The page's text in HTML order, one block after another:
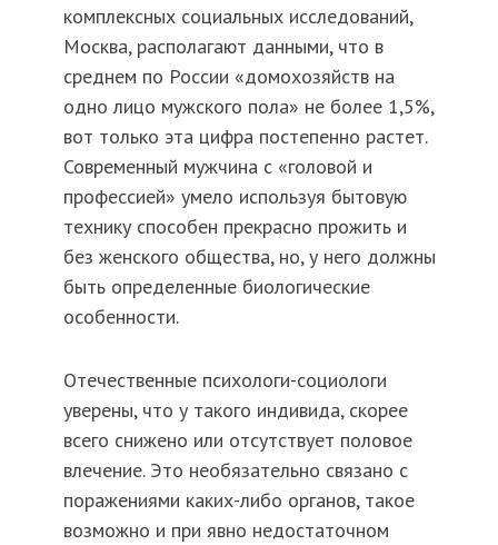
комплексных социальных исследований,
Москва, располагают данными, что в
среднем по России «домохозяйств на
одно лицо мужского пола» не более 1,5%,
вот только эта цифра постепенно растет.
Современный мужчина с «головой и
профессией» умело используя бытовую
технику способен прекрасно прожить и
без женского общества, но, у него должны
быть определенные биологические
особенности.
Отечественные психологи-социологи
уверены, что у такого индивида, скорее
всего снижено или отсутствует половое
влечение. Это необязательно связано с
поражениями каких-либо органов, такое
возможно и при явно недостаточном